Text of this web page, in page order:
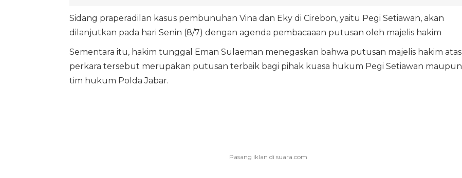
Sidang praperadilan kasus pembunuhan Vina dan Eky di Cirebon, yaitu Pegi Setiawan, akan
dilanjutkan pada hari Senin (8/7) dengan agenda pembacaaan putusan oleh majelis hakim
Sementara itu, hakim tunggal Eman Sulaeman menegaskan bahwa putusan majelis hakim atas
perkara tersebut merupakan putusan terbaik bagi pihak kuasa hukum Pegi Setiawan maupun
tim hukum Polda Jabar.